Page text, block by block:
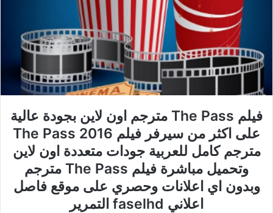
فيلم The Pass مترجم اون لاين بجودة عالية
على اكثر من سيرفر فيلم The Pass 2016
مترجم كامل للعربية جودات متعددة اون لاين
وتحميل مباشرة فيلم The Pass مترجم
وبدون اي اعلانات وحصري على موقع فاصل
اعلاني faselhd التمرير